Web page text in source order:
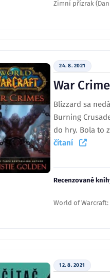
Zimní přízrak
24. 8. 2021
War
Blizzard sa
Burning
do hry. Bola to
čítaní
Recenzované
World of Warcraft:
12. 8. 2021